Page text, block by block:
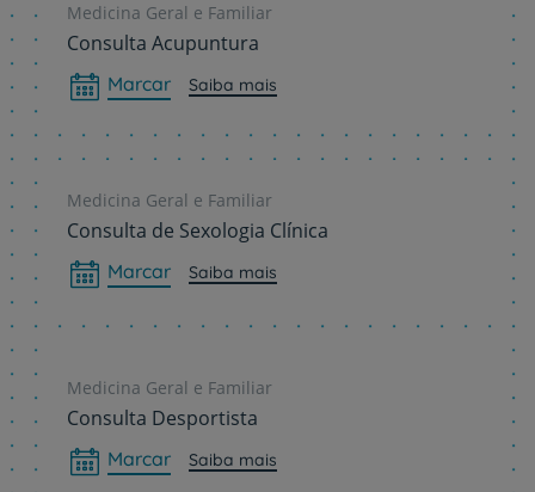
Medicina Geral e Familiar
Consulta Acupuntura
Marcar Saiba mais
Medicina Geral e Familiar
Consulta de Sexologia Clínica
Marcar Saiba mais
Medicina Geral e Familiar
Consulta Desportista
Marcar Saiba mais